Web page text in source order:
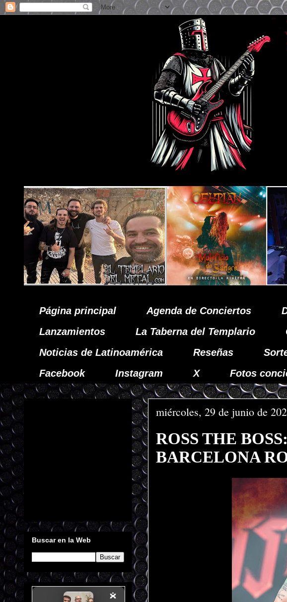
Página principal Agenda de Conciertos
Lanzamientos
La Taberna del Templario
Noticias de Latinoamérica
Reseñas
Facebook
Instagram X Fotos
miércoles, 29 de junio de
ROSS THE
BARCELONA
Buscar en la Web